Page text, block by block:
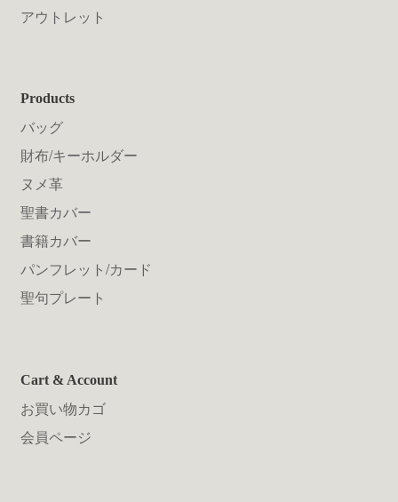
アウトレット
Products
バッグ
財布/キーホルダー
ヌメ革
聖書カバー
書籍カバー
パンフレット/カード
聖句プレート
Cart & Account
お買い物カゴ
会員ページ